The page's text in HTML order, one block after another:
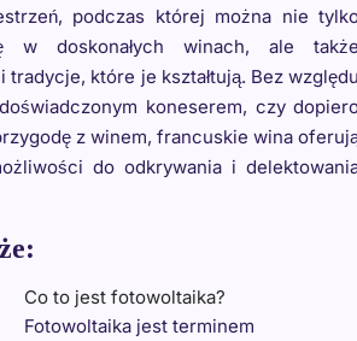
podczas której można nie
w doskonałych winach, ale
tradycje, które je kształtują. Bez
koneserem, czy
z winem, francuskie wina
do odkrywania i
Co to jest fotowoltaika?
Fotowoltaika jest terminem